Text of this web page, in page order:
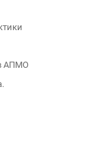
АПМО